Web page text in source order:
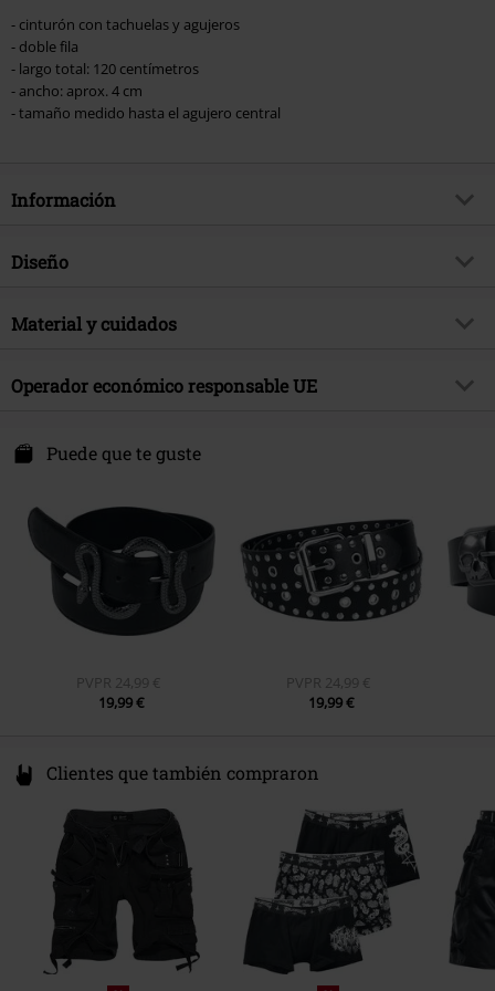
- cinturón con tachuelas y agujeros
- doble fila
- largo total: 120 centímetros
- ancho: aprox. 4 cm
- tamaño medido hasta el agujero central
Información
Artículo no.
Brand
tema producto
Básicos, Ropa casual, Look Gótico,
Fecha de lanzamiento
Sexo
Diseño
Tipo de producto
Material y cuidados
Material Externo
70% fibras vegetales teñidas, 30%
poliuretano
Operador económico responsable UE
Darmer Esch 70a
www.emp.de
Puede que te guste
PVPR 24,99 €
19,99 €
PVPR 24,99 €
19,99 €
Clientes que también compraron